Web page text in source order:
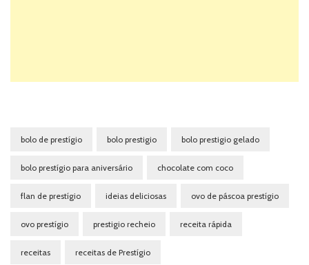
bolo de prestígio bolo prestigio bolo prestigio gelado
bolo prestígio para aniversário chocolate com coco
flan de prestígio ideias deliciosas ovo de páscoa prestígio
ovo prestígio prestigio recheio receita rápida
receitas receitas de Prestígio